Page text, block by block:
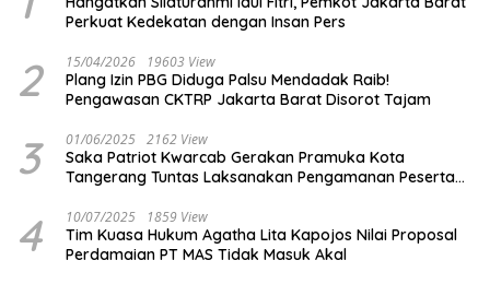
Perkuat Kedekatan dengan Insan Pers
2 15/04/2026 19603 View
Plang Izin PBG Diduga Palsu Mendadak Raib!
Pengawasan CKTRP Jakarta Barat Disorot Tajam
3 01/06/2025 2162 View
Saka Patriot Kwarcab Gerakan Pramuka Kota
Tangerang Tuntas Laksanakan Pengamanan Peserta
4 10/07/2025 1859 View
Tim Kuasa Hukum Agatha Lita Kapojos Nilai Proposal
Perdamaian PT MAS Tidak Masuk Akal